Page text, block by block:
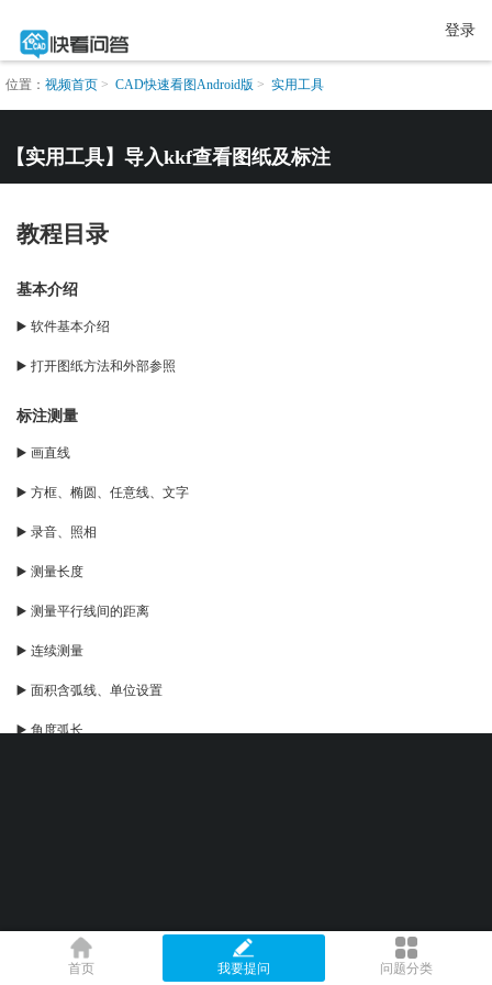
登录
位置： 视频首页 CAD快速看图Android版 实用工具
【实用工具】导入kkf查看图纸及标注
教程目录
基本介绍
▶️ 软件基本介绍
▶️ 打开图纸方法和外部参照
标注测量
▶️ 画直线
▶️ 方框、椭圆、任意线、文字
▶️ 录音、照相
▶️ 测量长度
▶️ 测量平行线间的距离
▶️ 连续测量
▶️ 面积含弧线、单位设置
▶️ 角度弧长
▶️ 显示与精度
实用工具
首页 我要提问 问题分类